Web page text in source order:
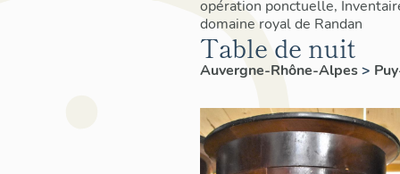
opération ponctuelle,
domaine royal de Randan
Table de nuit
Auvergne-Rhône-Alpes>